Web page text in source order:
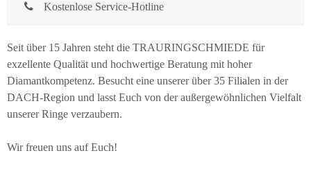
Kostenlose Service-Hotline
Seit über 15 Jahren steht die TRAURINGSCHMIEDE für
exzellente Qualität und hochwertige Beratung mit hoher
Diamantkompetenz. Besucht eine unserer über 35 Filialen in der
DACH-Region und lasst Euch von der außergewöhnlichen Vielfalt
unserer Ringe verzaubern.
Wir freuen uns auf Euch!